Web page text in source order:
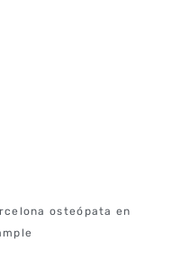
osteópata en